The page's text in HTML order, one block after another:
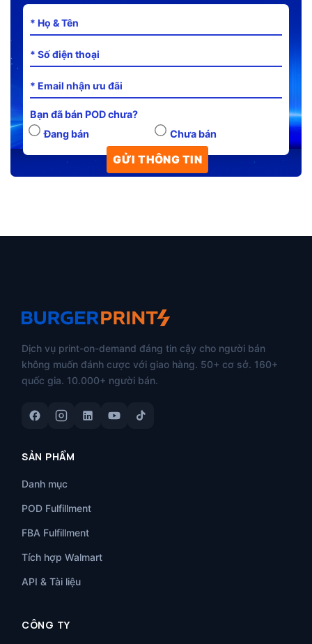
Bạn đã bán POD chưa?
Đang bán
Chưa bán
Dịch vụ print-on-demand đáng tin cậy cho người bán
không muốn đánh cược với giao hàng. 50+ cơ sở. 160+
quốc gia. 10.000+ người bán.
SẢN PHẨM
Danh mục
POD Fulfillment
FBA Fulfillment
Tích hợp Walmart
API & Tài liệu
CÔNG TY